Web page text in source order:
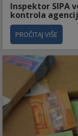
Inspektor SIPA
kontrola
PROČITAJ VIŠE